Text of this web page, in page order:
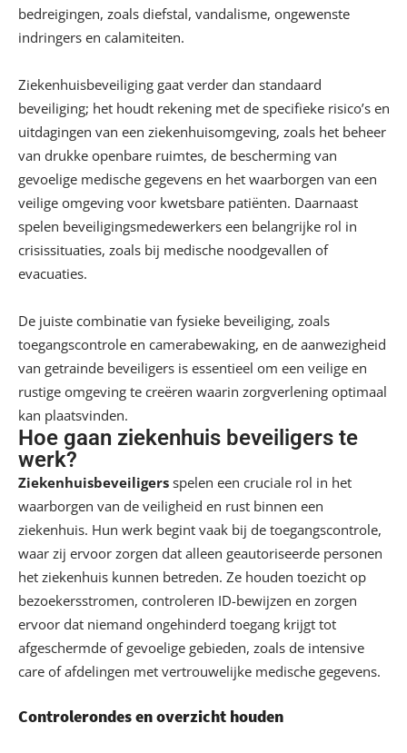
bedreigingen, zoals diefstal, vandalisme, ongewenste
indringers en calamiteiten.
Ziekenhuisbeveiliging gaat verder dan standaard
beveiliging; het houdt rekening met de specifieke risico’s en
uitdagingen van een ziekenhuisomgeving, zoals het beheer
van drukke openbare ruimtes, de bescherming van
gevoelige medische gegevens en het waarborgen van een
veilige omgeving voor kwetsbare patiënten. Daarnaast
spelen beveiligingsmedewerkers een belangrijke rol in
crisissituaties, zoals bij medische noodgevallen of
evacuaties.
De juiste combinatie van fysieke beveiliging, zoals
toegangscontrole en camerabewaking, en de aanwezigheid
van getrainde beveiligers is essentieel om een veilige en
rustige omgeving te creëren waarin zorgverlening optimaal
kan plaatsvinden.
Hoe gaan ziekenhuis beveiligers te
werk?
Ziekenhuisbeveiligers spelen een cruciale rol in het
waarborgen van de veiligheid en rust binnen een
ziekenhuis. Hun werk begint vaak bij de toegangscontrole,
waar zij ervoor zorgen dat alleen geautoriseerde personen
het ziekenhuis kunnen betreden. Ze houden toezicht op
bezoekersstromen, controleren ID-bewijzen en zorgen
ervoor dat niemand ongehinderd toegang krijgt tot
afgeschermde of gevoelige gebieden, zoals de intensive
care of afdelingen met vertrouwelijke medische gegevens.
Controlerondes en overzicht houden